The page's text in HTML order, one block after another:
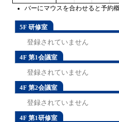
バーにマウスを合わせると予約
5F 研修室
登録されていません
4F 第1会議室
登録されていません
4F 第2会議室
登録されていません
4F 第1研修室